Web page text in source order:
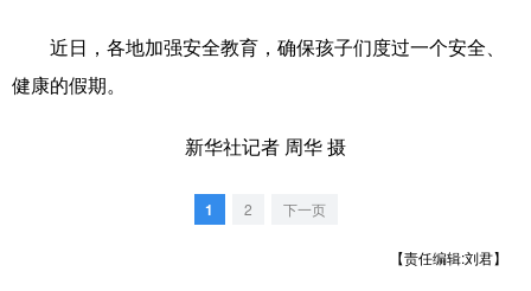
食品
公益 书画
近日，各地加强安全教育，确保孩子们度过一个安全、
健康的假期。
新华社记者 周华 摄
1 2 下一页
【责任编辑:刘君】